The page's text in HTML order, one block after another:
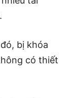
bị khóa
có thiết